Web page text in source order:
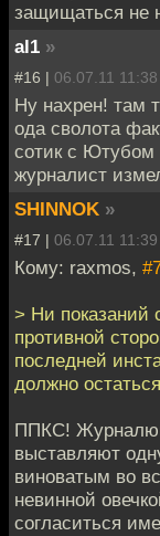
защищаться не
al1 »
#16 | 06.07.11 11:38
Ну нахрен! там
ода сволота
сотик с
журналист
SHINNOK »
#17 | 06.07.11 11:39
Кому: raxmos,
> Ни показаний
противной
последней
должно
ППКС!
выставляют
виноватым во
невинной
согласиться